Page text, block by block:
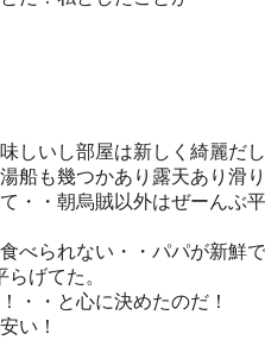
しいし部屋は新しく綺麗だ
船も幾つかあり露天あり滑
・・朝烏賊以外はぜーんぶ
べられない・・パパが新鮮
げてた。
・・と心に決めたのだ！
い！